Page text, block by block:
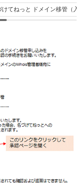
けてねっと ドメイン移管（入